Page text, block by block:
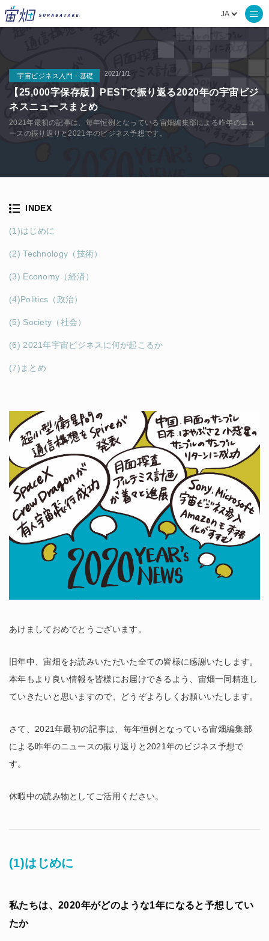
宇宙ビジネス入門・基礎 2021/1/1
【25,000字保存版】PESTで振り返る2020年の宇宙ビジ
ネスニュースまとめ
2021年最初の記事は、毎年恒例となっている宙畑編集部による昨年のニュ
ースの振り返りと2021年のビジネス予想です。
あけましておめでとうございます。
旧年中、宙畑をお読みいただいた全ての皆様に感謝いたします。
本年もより良い情報を皆様にお届けできるよう、宙畑一同精進し
ていきたいと思いますので、どうぞよろしくお願いいたします。
さて、2021年最初の記事は、毎年恒例となっている宙畑編集部
による昨年のニュースの振り返りと2021年のビジネス予想で
す。
休暇中の読み物としてご活用ください。
(1)はじめに
私たちは、2020年がどのような1年になると予想してい
たか
INDEX
(1)はじめに
(2) Technology（技術）
(3) Economy（経済）
(4)Politics（政治）
(5) Society（社会）
(6) 2021年宇宙ビジネスに何が起こるか
(7)まとめ